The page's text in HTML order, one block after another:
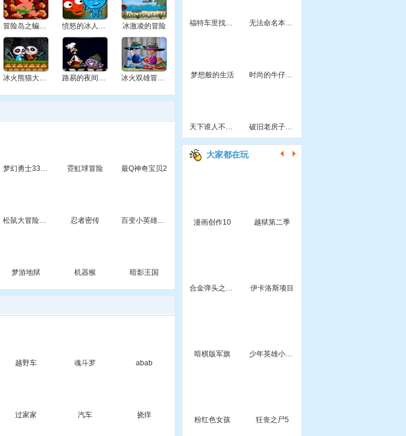
冒险岛之蝙蝠的阴谋 愤怒的冰人火人 冰激凌的冒险
冰火熊猫大冒险2 路易的夜间冒险 冰火双雄冒险记
梦幻勇士3366无敌版 霓虹球冒险 最Q神奇宝贝2
松鼠大冒险无敌版 忍者密传 百变小英雄加强版
梦游地狱 机器猴 暗影王国
越野车 魂斗罗 abab
过家家 汽车 挠痒
福特车里找东西 无法命名本游戏2
梦想般的生活 时尚的牛仔风格
天下谁人不识君2 破旧老房子逃生
大家都在玩
漫画创作10 越狱第二季
合金弹头之沙漠孤城无敌版 伊卡洛斯项目
暗棋版军旗 少年英雄小哪吒
粉红色女孩 狂丧之尸5